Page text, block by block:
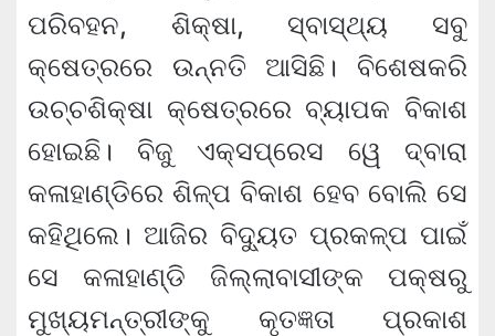
ପରିବହନ, ଶିକ୍ଷା, ସ୍ବାସ୍ଥ୍ୟ ସବୁ
କ୍ଷେତ୍ରରେ ଉନ୍ନତି ଆସିଛି। ବିଶେଷକରି
ଉଚ୍ଚଶିକ୍ଷା କ୍ଷେତ୍ରରେ ବ୍ୟାପକ ବିକାଶ
ହୋଇଛି। ବିଜୁ ଏକ୍‌ସପ୍ରେସ ୱେ ଦ୍ବାରା
କଳାହାଣ୍ଡିରେ ଶିଳ୍ପ ବିକାଶ ହେବ ବୋଲି ସେ
କହିଥିଲେ। ଆଜିର ବିଦ୍ୟୁତ ପ୍ରକଳ୍ପ ପାଇଁ
ସେ କଳାହାଣ୍ଡି ଜିଲ୍ଲାବାସୀଙ୍କ ପକ୍ଷରୁ
ମୁଖ୍ୟମନ୍ତ୍ରୀଙ୍କୁ କୃତଜ୍ଞତା ପ୍ରକାଶ